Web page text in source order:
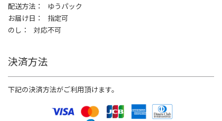
配送方法
ゆうパック
お届け日
指定可
のし
対応不可
決済方法
下記の決済方法がご利用頂けます。